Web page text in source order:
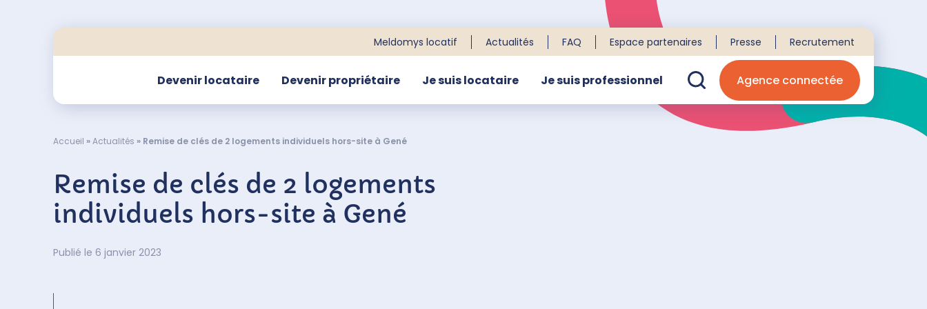
Meldomys locatif Actualités FAQ Espace partenaires Presse Recrutement
Devenir locataire Devenir propriétaire Je suis locataire Je suis professionnel
Recherche
Agence connectée
Accueil »Actualités » Remise de clés de 2 logements individuels hors-site à Gené
Remise de clés de 2 logements
individuels hors-site à Gené
Publié le 6 janvier 2023